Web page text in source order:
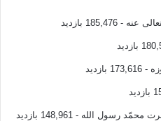
عنه - 185,476 بازدید
- 173,616 بازدید
محمّد رسول الله - 148,961 بازدید